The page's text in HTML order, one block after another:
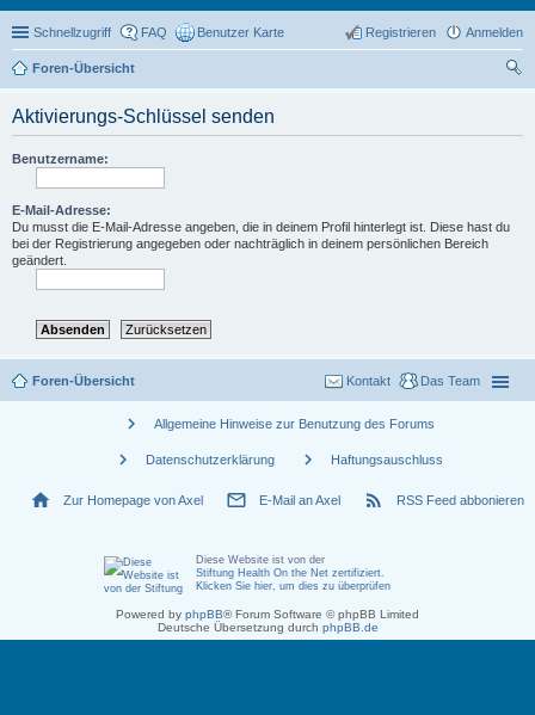
Schnellzugriff FAQ Benutzer Karte Anmelden
Registrieren
Foren-Übersicht
Aktivierungs-Schlüssel senden
Benutzername:
E-Mail-Adresse:
Du musst die E-Mail-Adresse angeben, die in deinem Profil hinterlegt ist. Diese hast du
bei der Registrierung angegeben oder nachträglich in deinem persönlichen Bereich
geändert.
Foren-Übersicht Das Team
Kontakt
chevron_right Allgemeine Hinweise zur Benutzung des Forums
chevron_right Datenschutzerklärung chevron_right Haftungsauschluss
home Zur Homepage von Axel mail_outline E-Mail an Axel rss_feed RSS Feed abbonieren
Diese Website ist von der
Stiftung Health On the Net zertifiziert.
Klicken Sie hier, um dies zu überprüfen
Powered by phpBB® Forum Software © phpBB Limited
Deutsche Übersetzung durch phpBB.de